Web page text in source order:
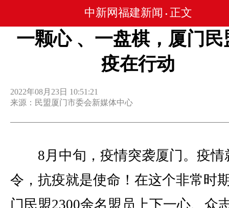
中新网福建新闻 • 正文
一颗心 、一盘棋，厦门民
疫在行动
2022年08月23日 10:51:21
来源：民盟厦门市委会新媒体中心
8月中旬，疫情突袭厦门。疫情
令，抗疫就是使命！在这个非常时
门民盟2300余名盟员上下一心、众